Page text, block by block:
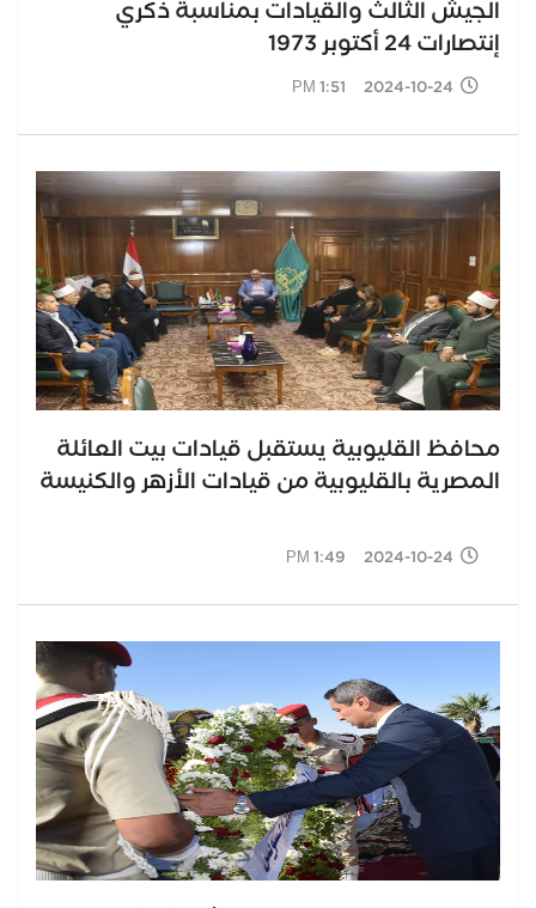
الجيش الثالث والقيادات بمناسبة ذكري
إنتصارات 24 أكتوبر 1973
2024-10-24 1:51 PM
محافظ القليوبية يستقبل قيادات بيت العائلة
المصرية بالقليوبية من قيادات الأزهر والكنيسة
2024-10-24 1:49 PM